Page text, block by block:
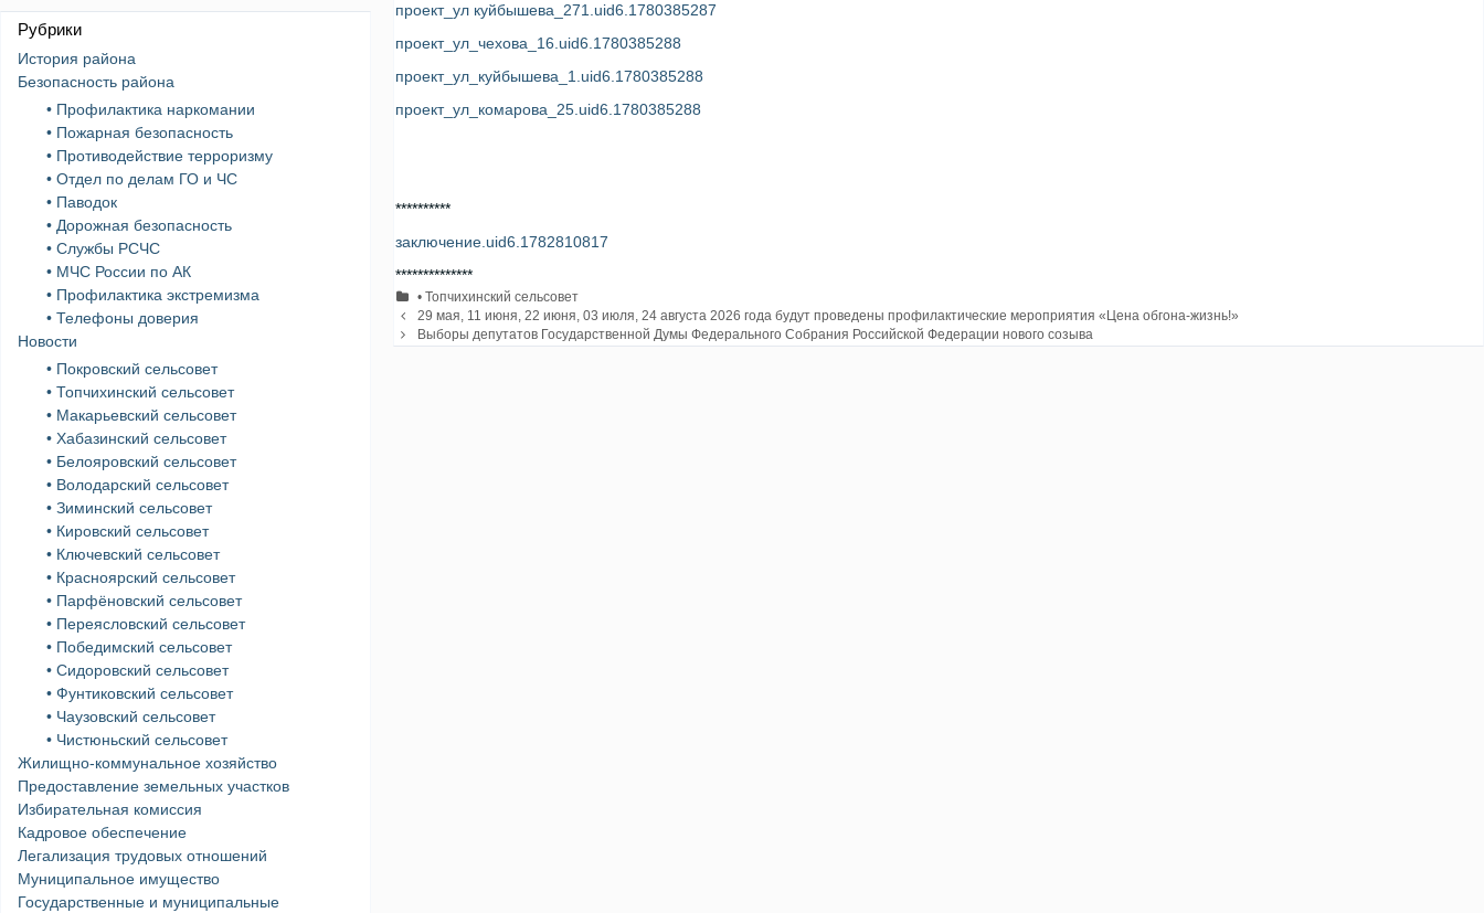
проект_ул куйбышева_271.uid6.1780385287
проект_ул_чехова_16.uid6.1780385288
проект_ул_куйбышева_1.uid6.1780385288
проект_ул_комарова_25.uid6.1780385288
**********
заключение.uid6.1782810817
**************
Рубрики
• Топчихинский сельсовет
Навигация
записи
29 мая, 11 июня, 22 июня, 03 июля, 24 августа 2026 года будут проведены профилактические мероприятия «Цена обгона-жизнь!»
Выборы депутатов Государственной Думы Федерального Собрания Российской Федерации нового созыва
Рубрики
История района
Безопасность района
• Профилактика наркомании
• Пожарная безопасность
• Противодействие терроризму
• Отдел по делам ГО и ЧС
• Паводок
• Дорожная безопасность
• Службы РСЧС
• МЧС России по АК
• Профилактика экстремизма
• Телефоны доверия
Новости
• Покровский сельсовет
• Топчихинский сельсовет
• Макарьевский сельсовет
• Хабазинский сельсовет
• Белояровский сельсовет
• Володарский сельсовет
• Зиминский сельсовет
• Кировский сельсовет
• Ключевский сельсовет
• Красноярский сельсовет
• Парфёновский сельсовет
• Переясловский сельсовет
• Победимский сельсовет
• Сидоровский сельсовет
• Фунтиковский сельсовет
• Чаузовский сельсовет
• Чистюньский сельсовет
Жилищно-коммунальное хозяйство
Предоставление земельных участков
Избирательная комиссия
Кадровое обеспечение
Легализация трудовых отношений
Муниципальное имущество
Государственные и муниципальные